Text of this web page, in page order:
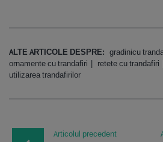
ALTE ARTICOLE DESPRE: gradinicu
ornamente cu trandafiri
retete cu trandafiri
utilizarea trandafirilor
Articolul precedent